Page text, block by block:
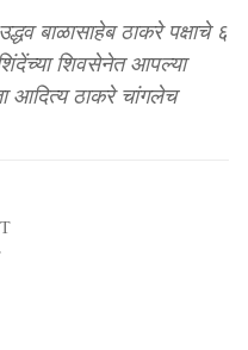
बाळासाहेब ठाकरे पक्षाचे ६
शिवसेनेत आपल्या
आदित्य ठाकरे चांगलेच